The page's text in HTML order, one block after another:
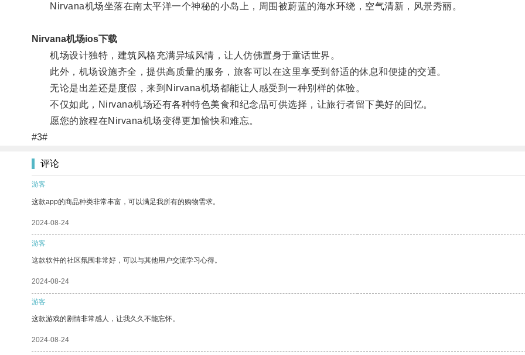
Nirvana机场坐落在南太平洋一个神秘的小岛上，周围被蔚蓝的海水环绕，空气清新，风景秀丽。
Nirvana机场ios下载
机场设计独特，建筑风格充满异域风情，让人仿佛置身于童话世界。
此外，机场设施齐全，提供高质量的服务，旅客可以在这里享受到舒适的休息和便捷的交通。
无论是出差还是度假，来到Nirvana机场都能让人感受到一种别样的体验。
不仅如此，Nirvana机场还有各种特色美食和纪念品可供选择，让旅行者留下美好的回忆。
愿您的旅程在Nirvana机场变得更加愉快和难忘。
#3#
评论
游客
这款app的商品种类非常丰富，可以满足我所有的购物需求。
2024-08-24
游客
这款软件的社区氛围非常好，可以与其他用户交流学习心得。
2024-08-24
游客
这款游戏的剧情非常感人，让我久久不能忘怀。
2024-08-24